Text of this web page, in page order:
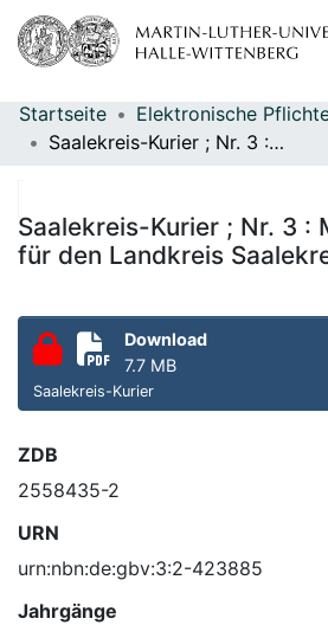
Bereiche & Sammlungen
Statistiken
Startseite
Saalekreis-Kurier ; Nr. 3 : Mitteilungsblatt für den Landkreis Saalekreis
Saalekreis-Kurier ; Nr. 3 :
für den Landkreis
Download
7.7 MB
Saalekreis-Kurier
ZDB
2558435-2
URN
urn:nbn:de:gbv:3:2-423885
Jahrgänge